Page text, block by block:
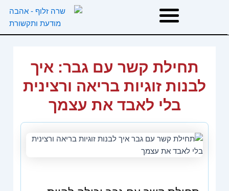
אודות
טיפולים
הרצאות וסדנאות
תחילת קשר עם גבר: איך
לבנות זוגיות בריאה ורצינית
בלי לאבד את עצמך